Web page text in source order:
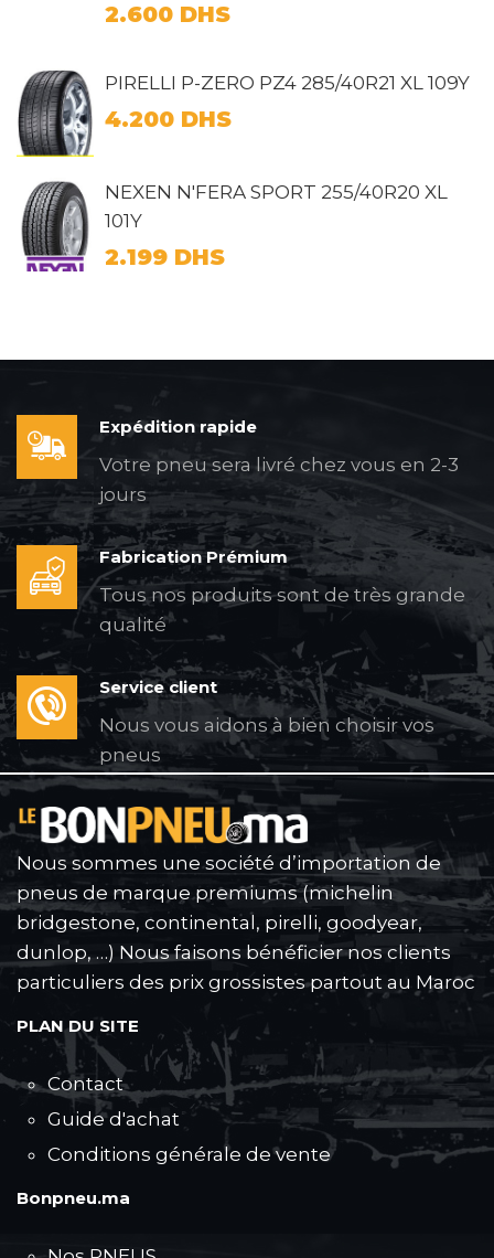
2.600 DHS
PIRELLI P-ZERO PZ4 285/40R21 XL 109Y
4.200 DHS
NEXEN N'FERA SPORT 255/40R20 XL
101Y
2.199 DHS
Expédition rapide
Votre pneu sera livré chez vous en 2-3
jours
Fabrication Prémium
Tous nos produits sont de très grande
qualité
Service client
Nous vous aidons à bien choisir vos
pneus
Nous sommes une société d’importation de
pneus de marque premiums (michelin
bridgestone, continental, pirelli, goodyear,
dunlop, …) Nous faisons bénéficier nos clients
particuliers des prix grossistes partout au Maroc
PLAN DU SITE
Contact
Guide d'achat
Conditions générale de vente
Bonpneu.ma